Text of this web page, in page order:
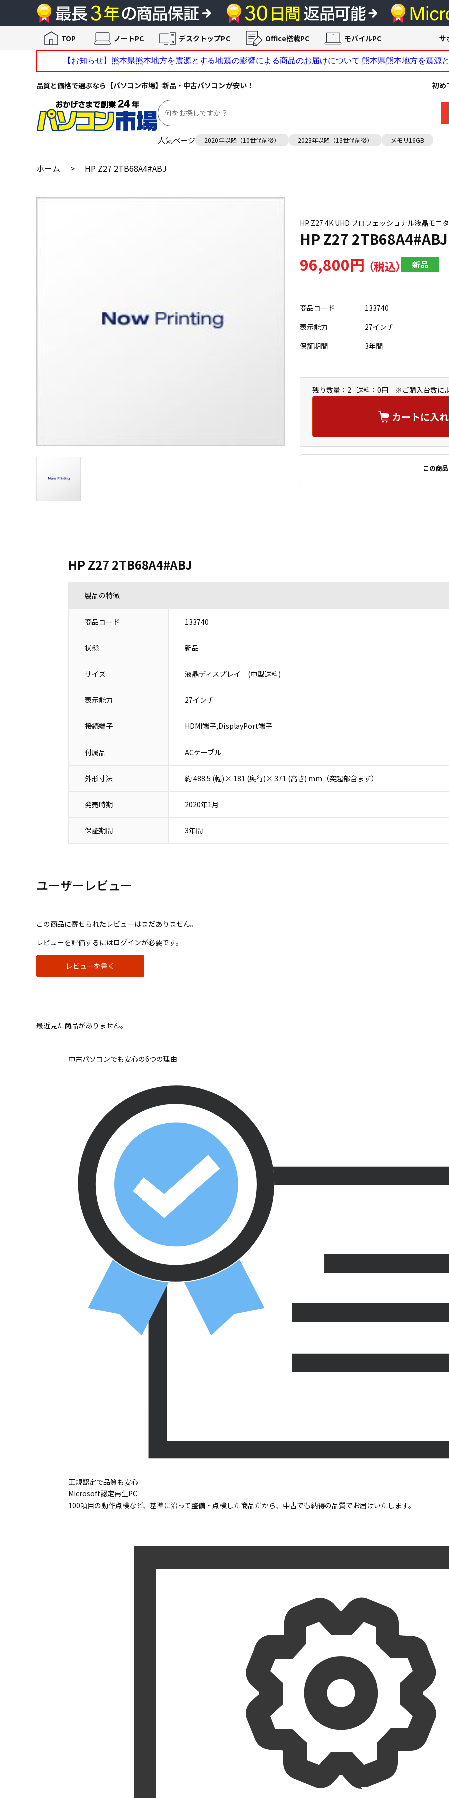
品質と価格で選ぶなら【パソコン市場】新品・中古パソコンが安い！ 初め
人気ページ 2020年以降（10世代前後） 2023年以降（13世代前後） メモリ16GB
TOP ノートPC デスクトップPC Office搭載PC モバイルPC サ
ホーム > HP Z27 2TB68A4#ABJ
HP Z27 4K UHD プロフェッショナル液晶モニ
HP Z27 2TB68A4#ABJ
96,800円 新品
商品コード
133740
表示能力
27インチ
保証期間
3年間
残り数量：2 送料：0円 ※ご購入台数によ
カートに入
この商
HP Z27 2TB68A4#ABJ
製品の特徴
商品コード 133740
状態 新品
サイズ 液晶ディスプレイ (中型送料)
表示能力 27インチ
接続端子 HDMI端子,DisplayPort端子
付属品 ACケーブル
外形寸法 約 488.5 (幅)× 181 (奥行)× 371 (高さ) mm（突起部含まず）
発売時期 2020年1月
保証期間 3年間
ユーザーレビュー
この商品に寄せられたレビューはまだありません。
レビューを評価するにはログインが必要です。
レビューを書く
最近見た商品がありません。
中古パソコンでも安心の6つの理由
正規認定で品質も安心
Microsoft認定再生PC
100項目の動作点検など、基準に沿って整備・点検した商品だから、中古でも納得の品質でお届けいたします。